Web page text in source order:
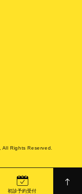
Rights Reserved.
初診予約受付